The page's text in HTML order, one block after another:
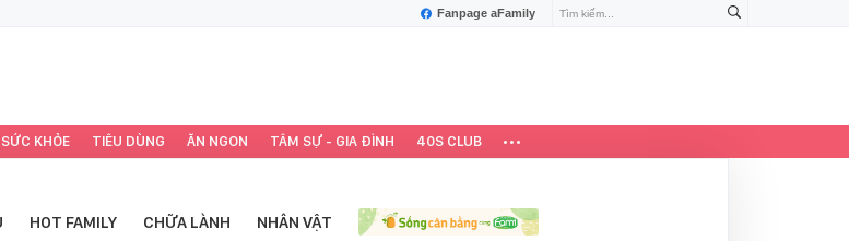
Fanpage aFamily
SỨC KHỎE TIÊU DÙNG ĂN NGON TÂM SỰ - GIA ĐÌNH 40S CLUB
HOT FAMILY CHỮA LÀNH NHÂN VẬT